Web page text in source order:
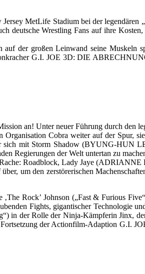
MetLife Stadium bei der
deutsche Wrestling Fans auf ihre
der großen Leinwand seine
G.I. JOE 3D: DIE
an! Unter neuer Führung durch
Cobra weiter auf der Spur,
mit Storm Shadow (BYUNG-HUN
Regierungen der Welt untertan zu
Roadblock, Lady Jaye
um den zerstörerischen
Rock’ Johnson („Fast & Furious
Fights, gigantischer Technologie
in der Rolle der Ninja-Kämpferin Jinx,
der Actionfilm-Adaption G.I.